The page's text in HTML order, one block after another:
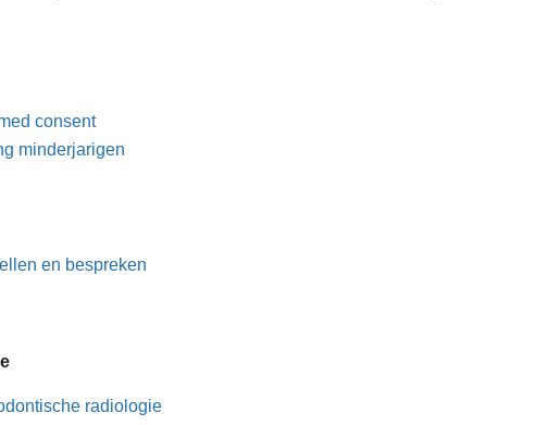
consent
minderjarigen
en bespreken
radiologie